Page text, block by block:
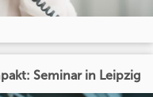
Seminar in Leipzig